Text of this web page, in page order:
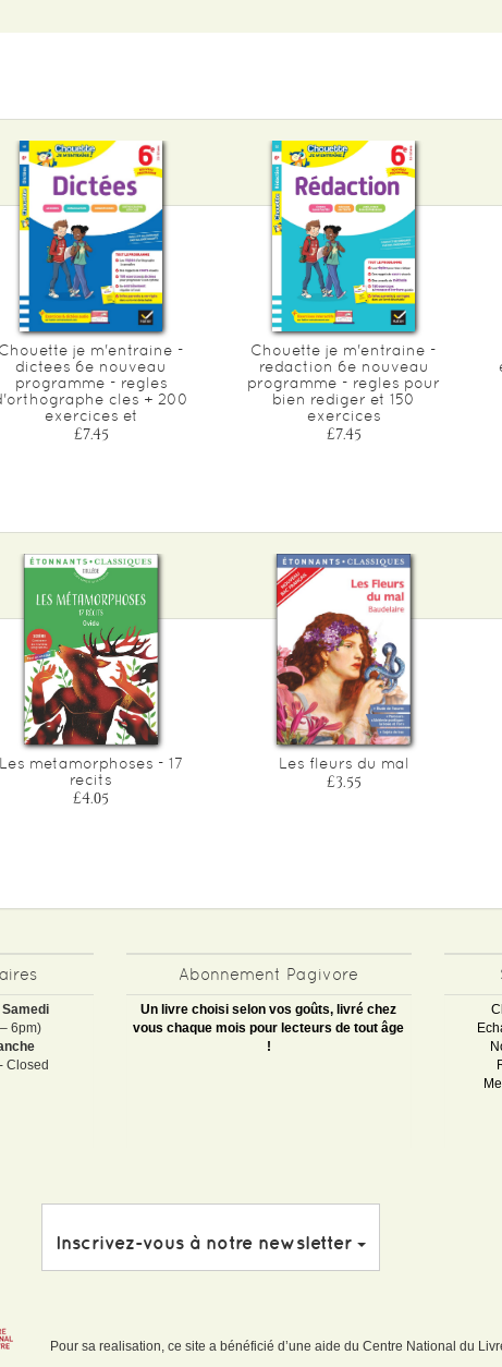
Chouette je m'entraine -
dictees 6e nouveau
programme - regles
cles + 200
exercices et
£7.45
Chouette je m'entraine -
redaction 6e nouveau
programme - regles pour
bien rediger et 150
exercices
£7.45
Les metamorphoses - 17
recits
£4.05
Les fleurs du mal
£3.55
Samedi
6pm)
Closed
Abonnement Pagivore
Un livre choisi selon vos goûts, livré chez
vous chaque mois pour lecteurs de tout âge
!
Inscrivez-vous à notre newsletter
Pour sa realisation, ce site a bénéficié d’une aide du Centre National du